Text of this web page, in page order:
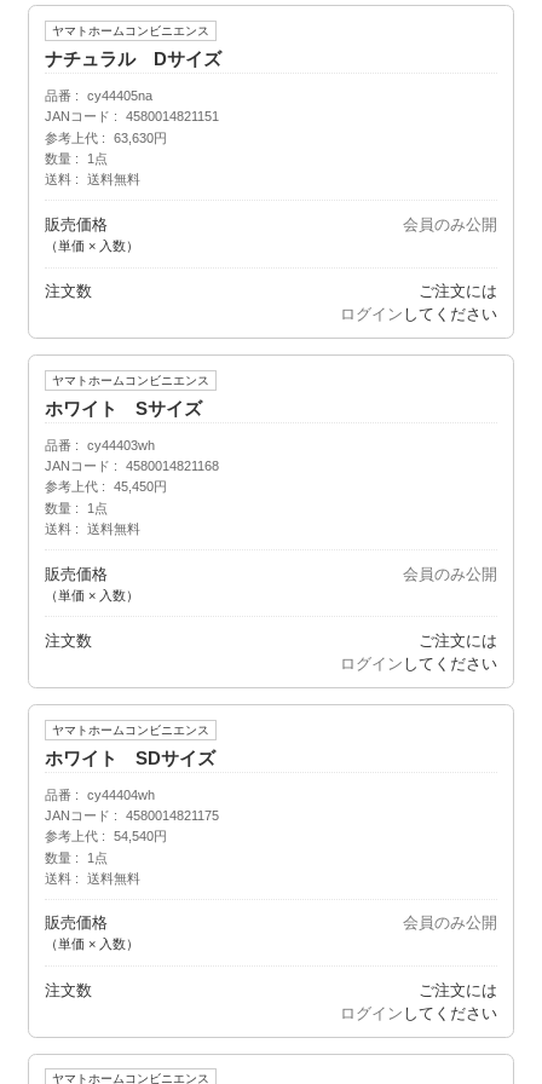
ヤマトホームコンビニエンス
ナチュラル Dサイズ
品番
cy44405na
JANコード
4580014821151
参考上代
63,630円
数量
1点
送料
送料無料
販売価格
（単価 × 入数）
会員のみ公開
注文数
ご注文には
ログイン してください
ヤマトホームコンビニエンス
ホワイト Sサイズ
品番
cy44403wh
JANコード
4580014821168
参考上代
45,450円
数量
1点
送料
送料無料
販売価格
（単価 × 入数）
会員のみ公開
注文数
ご注文には
ログイン してください
ヤマトホームコンビニエンス
ホワイト SDサイズ
品番
cy44404wh
JANコード
4580014821175
参考上代
54,540円
数量
1点
送料
送料無料
販売価格
（単価 × 入数）
会員のみ公開
注文数
ご注文には
ログイン してください
ヤマトホームコンビニエンス